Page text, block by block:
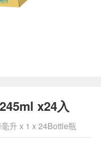
x24入
升 x 1 x 24Bottle瓶